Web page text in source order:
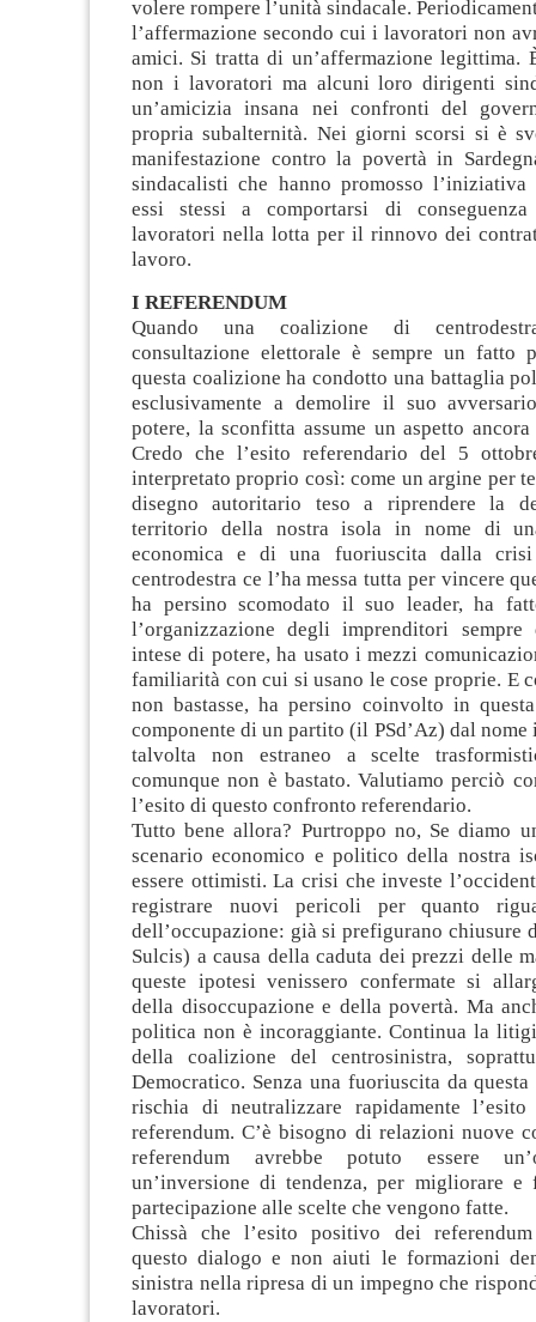
volere rompere l’unità sindacale.
l’affermazione secondo cui i lavoratori non
amici. Si tratta di un’affermazione legittima.
non i lavoratori ma alcuni loro dirigenti
un’amicizia insana nei confronti del
propria subalternità. Nei giorni scorsi si è
manifestazione contro la povertà in
sindacalisti che hanno promosso l’iniziativa
essi stessi a comportarsi di
lavoratori nella lotta per il rinnovo dei
lavoro.
I REFERENDUM
Quando una coalizione di
consultazione elettorale è sempre un fatto
questa coalizione ha condotto una battaglia
esclusivamente a demolire il suo
potere, la sconfitta assume un aspetto
Credo che l’esito referendario del 5
interpretato proprio così: come un argine per
disegno autoritario teso a riprendere la
territorio della nostra isola in nome di
economica e di una fuoriuscita dalla
centrodestra ce l’ha messa tutta per vincere
ha persino scomodato il suo leader, ha
l’organizzazione degli imprenditori
intese di potere, ha usato i mezzi
familiarità con cui si usano le cose proprie. E
non bastasse, ha persino coinvolto in
componente di un partito (il PSd’Az) dal nome
talvolta non estraneo a scelte
comunque non è bastato. Valutiamo perciò
l’esito di questo confronto referendario.
Tutto bene allora? Purtroppo no, Se diamo
scenario economico e politico della nostra
essere ottimisti. La crisi che investe
registrare nuovi pericoli per quanto
dell’occupazione: già si prefigurano chiusure
Sulcis) a causa della caduta dei prezzi delle
queste ipotesi venissero confermate si
della disoccupazione e della povertà. Ma
politica non è incoraggiante. Continua la
della coalizione del centrosinistra,
Democratico. Senza una fuoriuscita da
rischia di neutralizzare rapidamente
referendum. C’è bisogno di relazioni nuove
referendum avrebbe potuto essere
un’inversione di tendenza, per migliorare
partecipazione alle scelte che vengono fatte.
Chissà che l’esito positivo dei
questo dialogo e non aiuti le formazioni
sinistra nella ripresa di un impegno che
lavoratori.